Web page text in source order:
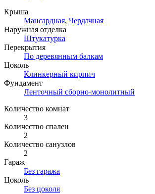
Крыша
Мансардная, Чердачная
Наружная отделка
Штукатурка
Перекрытия
По деревянным балкам
Цоколь
Клинкерный кирпич
Фундамент
Ленточный сборно-монолитный
Количество комнат
3
Количество спален
2
Количество санузлов
2
Гараж
Без гаража
Цоколь
Без цоколя